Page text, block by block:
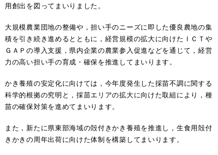
用創出を図ってまいりました。
大規模農業団地の整備や，担い手のニーズに即した優良農地の集
積を引き続き進めるとともに，経営規模の拡大に向けたＩＣＴや
ＧＡＰの導入支援，県内企業の農業参入促進などを通じて，経営
力の高い担い手の育成・確保を推進してまいります。
かき養殖の安定化に向けては，今年度発生した採苗不調に関する
科学的根拠の究明と，採苗エリアの拡大に向けた取組により，種
苗の確保対策を進めてまいります。
また，新たに県東部海域の殻付きかき養殖を推進し，生食用殻付
きかきの周年出荷に向けた体制を構築してまいります。